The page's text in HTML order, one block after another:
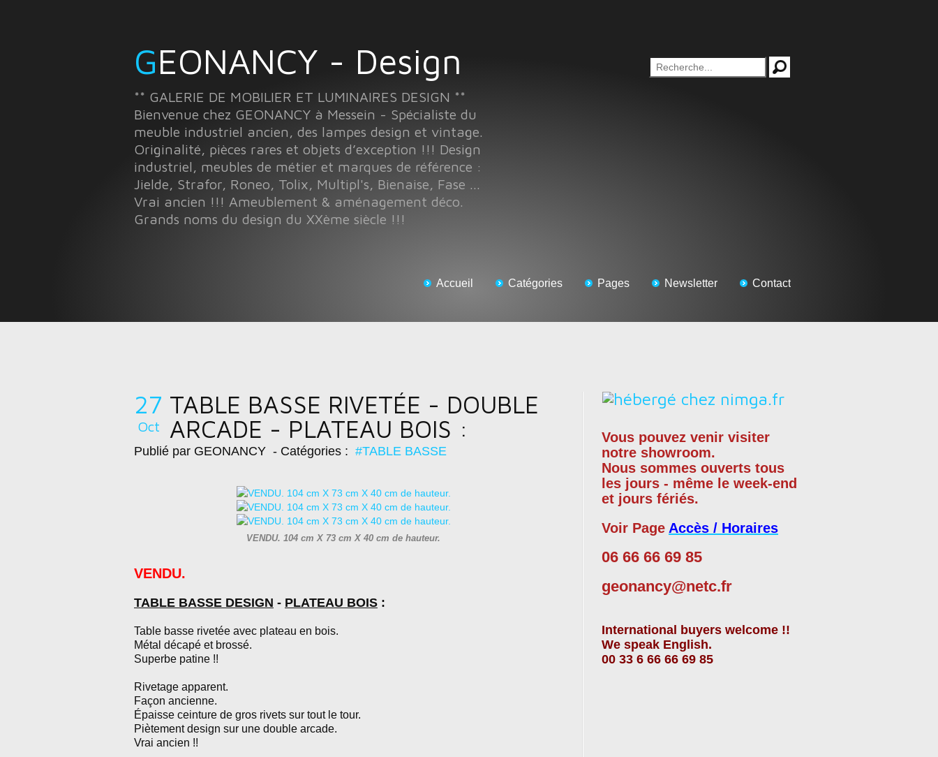
GEONANCY - Design
** GALERIE DE MOBILIER ET LUMINAIRES DESIGN **
Bienvenue chez GEONANCY à Messein - Spécialiste du
meuble industriel ancien, des lampes design et vintage.
Originalité, pièces rares et objets d’exception !!! Design
industriel, meubles de métier et marques de référence :
Jielde, Strafor, Roneo, Tolix, Multipl's, Bienaise, Fase ...
Vrai ancien !!! Ameublement & aménagement déco.
Grands noms du design du XXème siècle !!!
Accueil Catégories Pages Newsletter Contact
27
Oct
TABLE BASSE RIVETÉE - DOUBLE
ARCADE - PLATEAU BOIS :
Publié par GEONANCY - Catégories : #TABLE BASSE
VENDU. 104 cm X 73 cm X 40 cm de hauteur.
VENDU.
TABLE BASSE DESIGN - PLATEAU BOIS :
Table basse rivetée avec plateau en bois.
Métal décapé et brossé.
Superbe patine !!
Rivetage apparent.
Façon ancienne.
Épaisse ceinture de gros rivets sur tout le tour.
Piètement design sur une double arcade.
Vrai ancien !!
Vous pouvez venir visiter
notre showroom.
Nous sommes ouverts tous
les jours - même le week-end
et jours fériés.
Voir Page Accès / Horaires
06 66 66 69 85
geonancy@netc.fr
International buyers welcome !!
We speak English.
00 33 6 66 66 69 85